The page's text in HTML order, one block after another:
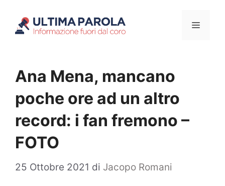
Menu
Ana Mena, mancano
poche ore ad un altro
record: i fan fremono –
FOTO
25 Ottobre 2021 di Jacopo Romani